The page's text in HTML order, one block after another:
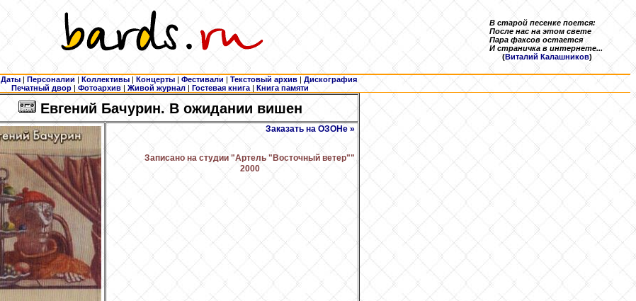
В старой песенке поется:
После нас на этом свете
Пара факсов остается
И страничка в интернете...
(Виталий Калашников)
Даты| Персоналии | Коллективы | Концерты | Фестивали | Текстовый архив | Дискография
Печатный двор | Фотоархив | Живой журнал | Гостевая книга | Книга памяти
Евгений Бачурин. В ожидании вишен
Заказать на ОЗОНе »
Записано на студии "Артель "Восточный ветер""
2000